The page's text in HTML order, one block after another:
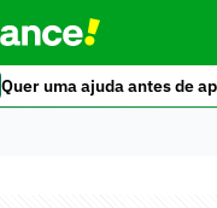
Quer uma ajuda antes de